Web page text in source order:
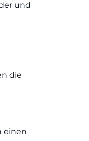
und
die
einen